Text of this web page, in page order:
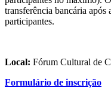
transferência bancária após
participantes.
Local: Fórum Cultural de
Formulário de inscrição